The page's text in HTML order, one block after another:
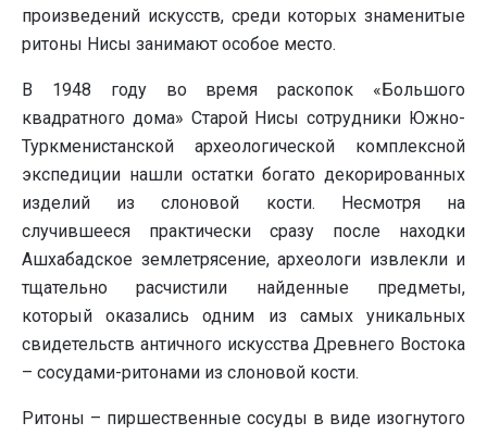
произведений искусств, среди которых знаменитые
ритоны Нисы занимают особое место.
В 1948 году во время раскопок «Большого
квадратного дома» Старой Нисы сотрудники Южно-
Туркменистанской археологической комплексной
экспедиции нашли остатки богато декорированных
изделий из слоновой кости. Несмотря на
случившееся практически сразу после находки
Ашхабадское землетрясение, археологи извлекли и
тщательно расчистили найденные предметы,
который оказались одним из самых уникальных
свидетельств античного искусства Древнего Востока
– сосудами-ритонами из слоновой кости.
Ритоны – пиршественные сосуды в виде изогнутого